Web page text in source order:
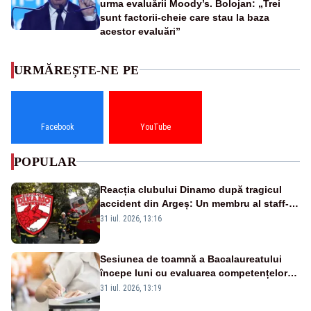
urma evaluării Moody’s. Bolojan: „Trei
sunt factorii-cheie care stau la baza
acestor evaluări”
URMĂREȘTE-NE PE
Facebook YouTube
POPULAR
Reacția clubului Dinamo după tragicul
accident din Argeș: Un membru al staff-
ului medical a murit, antrenorul Adrian
31 iul. 2026, 13:16
Sesiunea de toamnă a Bacalaureatului
începe luni cu evaluarea competențelor
orale la Limba română
31 iul. 2026, 13:19